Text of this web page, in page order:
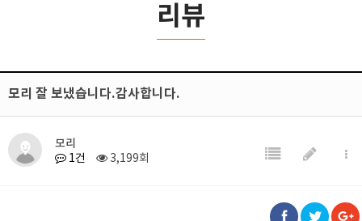
리뷰
모리 잘 보냈습니다.감사합니다.
모리
1건 3,199회